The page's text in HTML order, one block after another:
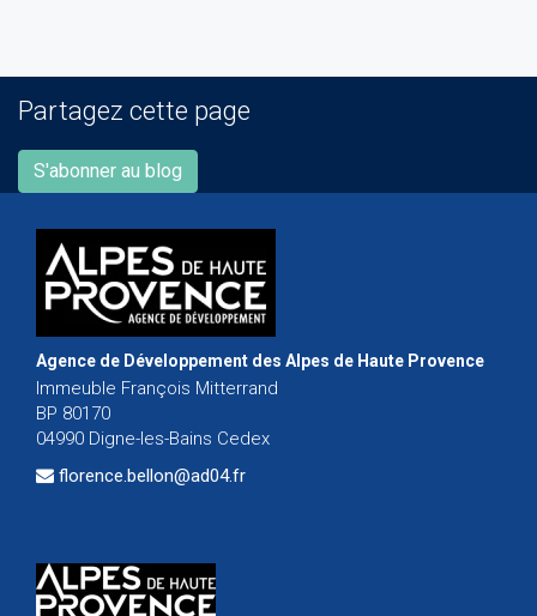
Partagez cette page
S'abonner au blog
Agence de Développement des Alpes de Haute Provence
Immeuble François Mitterrand
BP 80170
04990 Digne-les-Bains Cedex
florence.bellon@ad04.fr